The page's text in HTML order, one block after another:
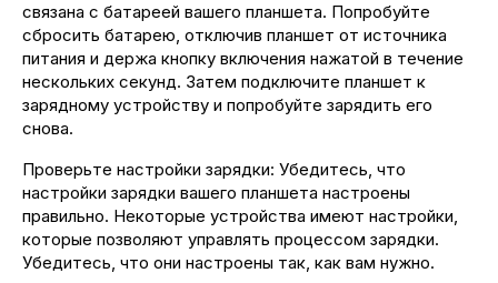
связана с батареей вашего планшета. Попробуйте
сбросить батарею, отключив планшет от источника
питания и держа кнопку включения нажатой в течение
нескольких секунд. Затем подключите планшет к
зарядному устройству и попробуйте зарядить его
снова.
Проверьте настройки зарядки: Убедитесь, что
настройки зарядки вашего планшета настроены
правильно. Некоторые устройства имеют настройки,
которые позволяют управлять процессом зарядки.
Убедитесь, что они настроены так, как вам нужно.